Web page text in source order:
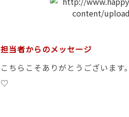
担当者からのメッセージ
こちらこそありがとうございま
♡